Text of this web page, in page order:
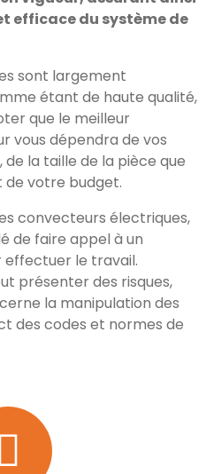
efficace du système de
sont largement
étant de haute qualité,
que le meilleur
vous dépendra de vos
la taille de la pièce que
de votre budget.
convecteurs électriques,
de faire appel à un
effectuer le travail.
présenter des risques,
la manipulation des
des codes et normes de